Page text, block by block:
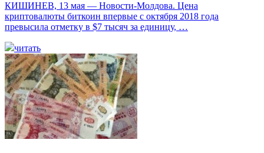
КИШИНЕВ, 13 мая — Новости-Молдова. Цена
криптовалюты биткоин впервые с октября 2018 года
превысила отметку в $7 тысяч за единицу, …
читать